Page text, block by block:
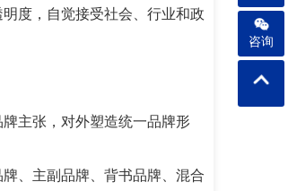
度，自觉接受社会、行业和政
主张，对外塑造统一品牌形
、主副品牌、背书品牌、混合
咨询